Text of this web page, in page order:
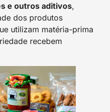
e outros aditivos,
dos produtos
utilizam matéria-prima
recebem